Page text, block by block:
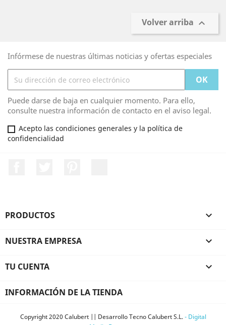
Volver arriba 
Infórmese de nuestras últimas noticias y ofertas especiales
Puede darse de baja en cualquier momento. Para ello,
consulte nuestra información de contacto en el aviso legal.
Acepto las condiciones generales y la política de
confidencialidad
PRODUCTOS 
NUESTRA EMPRESA 
TU CUENTA 
INFORMACIÓN DE LA TIENDA
Copyright 2020 Calubert || Desarrollo Tecno Calubert S.L.- Digital